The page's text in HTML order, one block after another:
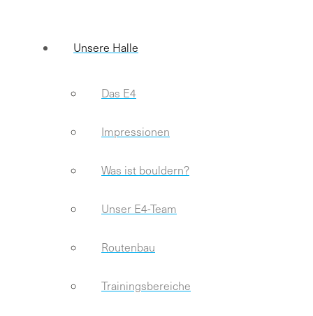
Unsere Halle
Das E4
Impressionen
Was ist bouldern?
Unser E4-Team
Routenbau
Trainingsbereiche